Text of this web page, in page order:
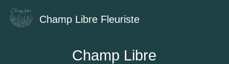
Champ Libre Fleuriste
Champ Libre